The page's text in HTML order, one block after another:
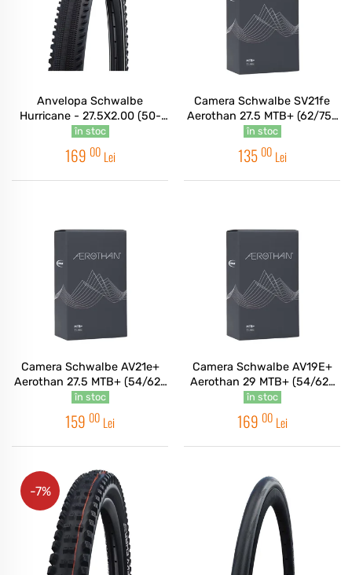
Anvelopa Schwalbe
Hurricane - 27.5X2.00 (50-
584) HS499 B/B-SK+RT,
ADDIX - Sarma
în stoc
169 00 Lei
Camera Schwalbe SV21fe
Aerothan 27.5 MTB+ (62/75-
584) IB TPU 40MM
în stoc
135 00 Lei
Camera Schwalbe AV21e+
Aerothan 27.5 MTB+ (54/62-
584) IB TPU 40mm
în stoc
159 00 Lei
Camera Schwalbe AV19E+
Aerothan 29 MTB+ (54/62-
622) IB TPU 40mm
în stoc
169 00 Lei
-7%